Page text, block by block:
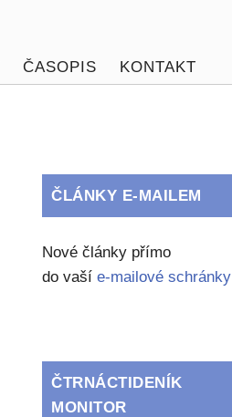
ČASOPIS KONTAKT
ČLÁNKY E-MAILEM
Nové články přímo
do vašíe-mailové schránky
ČTRNÁCTIDENÍK
MONITOR